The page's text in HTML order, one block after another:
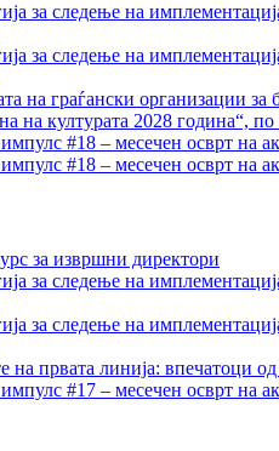
за следење на
за следење на
на граѓански организации за
на културата 2028 година“, по
#18 – месечен осврт на
#18 – месечен осврт на
за извршни директори
за следење на
за следење на
првата линија: впечатоци од
#17 – месечен осврт на